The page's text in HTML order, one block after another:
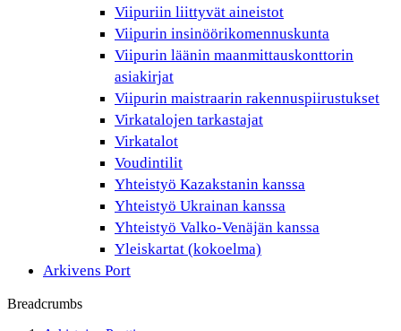
Viipuriin liittyvät aineistot
Viipurin insinöörikomennuskunta
Viipurin läänin maanmittauskonttorin
asiakirjat
Viipurin maistraarin rakennuspiirustukset
Virkatalojen tarkastajat
Virkatalot
Voudintilit
Yhteistyö Kazakstanin kanssa
Yhteistyö Ukrainan kanssa
Yhteistyö Valko-Venäjän kanssa
Yleiskartat (kokoelma)
Arkivens Port
Breadcrumbs